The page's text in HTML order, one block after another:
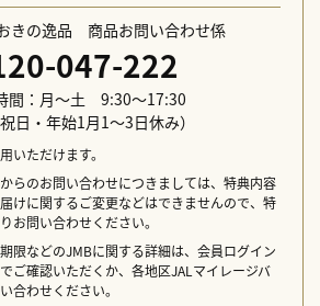
後最大12,000g）
テル100％（不織布2層）、中材／高吸水性樹
きの逸品 商品お問い合わせ係
047-222
間：月～土 9:30～17:30
祝日・年始1月1～3日休み）
いただけます。
らのお問い合わせにつきましては、特典内容
けに関するご変更などはできませんので、特
お問い合わせください。
限などのJMBに関する詳細は、会員ログイン
ご確認いただくか、各地区JALマイレージバ
合わせください。